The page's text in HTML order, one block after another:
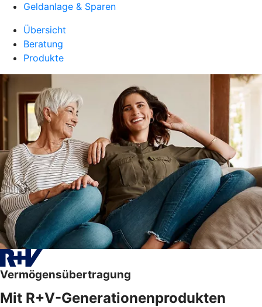
Geldanlage & Sparen
Übersicht
Beratung
Produkte
Vermögensübertragung
Mit R+V-Generationenprodukten